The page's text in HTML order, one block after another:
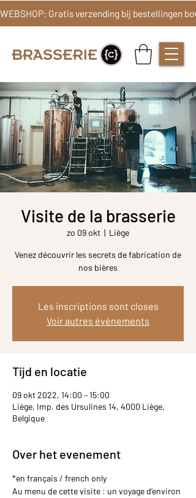
Visite de la brasserie
zo 09 okt
  |
Liège
Venez découvrir les secrets de fabrication de
nos bières
Les inscriptions sont closes
Voir autres événements
Tijd en locatie
09 okt 2022, 14:00 – 15:00
Liège, Imp. des Ursulines 14, 4000 Liège,
Belgique
Over het evenement
*en français / french only
Au menu de cette visite : un voyage d’environ